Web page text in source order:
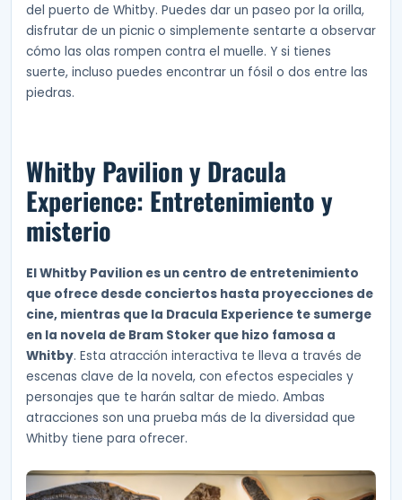
del puerto de Whitby. Puedes dar un paseo por la orilla,
disfrutar de un picnic o simplemente sentarte a observar
cómo las olas rompen contra el muelle. Y si tienes
suerte, incluso puedes encontrar un fósil o dos entre las
piedras.
Whitby Pavilion y Dracula
Experience: Entretenimiento y
misterio
El Whitby Pavilion es un centro de entretenimiento
que ofrece desde conciertos hasta proyecciones de
cine, mientras que la Dracula Experience te sumerge
en la novela de Bram Stoker que hizo famosa a
Whitby. Esta atracción interactiva te lleva a través de
escenas clave de la novela, con efectos especiales y
personajes que te harán saltar de miedo. Ambas
atracciones son una prueba más de la diversidad que
Whitby tiene para ofrecer.